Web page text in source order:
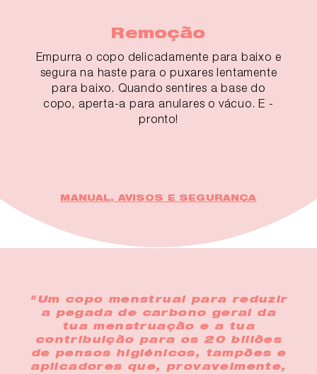
Remoção
Empurra o copo delicadamente para baixo e
segura na haste para o puxares lentamente
para baixo. Quando sentires a base do
copo, aperta-a para anulares o vácuo. E -
pronto!
MANUAL, AVISOS E SEGURANÇA
"Um copo menstrual para reduzir
a pegada de carbono geral da
tua menstruação e a tua
contribuição para os 20 biliões
de pensos higiénicos, tampões e
aplicadores que, provavelmente,